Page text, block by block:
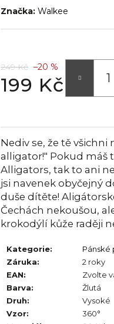
Značka: Walkee
249 Kč –20 %
199 Kč
Nediv se, že tě všichni
alligator!" Pokud máš
Alligators, tak to ani
jsi navenek obyčejný
duše dítěte!
Čechách nekoušou,
krokodýlí kůže raději
Kategorie:
Pánské
Záruka:
2 roky
EAN:
Zvolte
Barva:
Žlutá
Druh:
Vysoké
Vzor:
360°